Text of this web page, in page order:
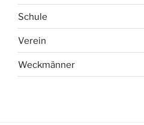
Schule
Verein
Weckmänner